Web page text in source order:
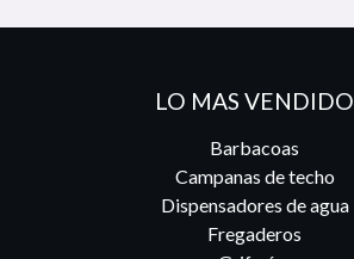
LO MAS VENDIDO
Barbacoas
Campanas de techo
Dispensadores de agua
Fregaderos